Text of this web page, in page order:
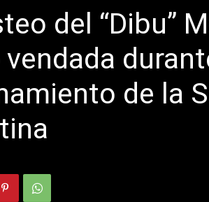
del “Dibu”
de la